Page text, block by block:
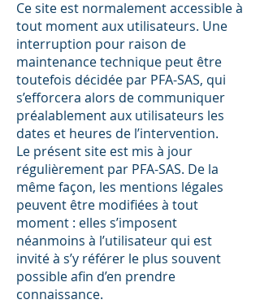
Ce site est normalement accessible à
tout moment aux utilisateurs. Une
interruption pour raison de
maintenance technique peut être
toutefois décidée par PFA-SAS, qui
s’efforcera alors de communiquer
préalablement aux utilisateurs les
dates et heures de l’intervention.
Le présent site est mis à jour
régulièrement par PFA-SAS. De la
même façon, les mentions légales
peuvent être modifiées à tout
moment : elles s’imposent
néanmoins à l’utilisateur qui est
invité à s’y référer le plus souvent
possible afin d’en prendre
connaissance.